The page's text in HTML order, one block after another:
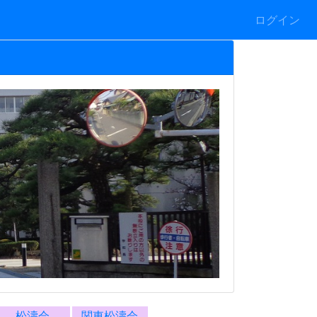
ログイン
松濤会 関東松濤会
部活動など *警報発表時の対応